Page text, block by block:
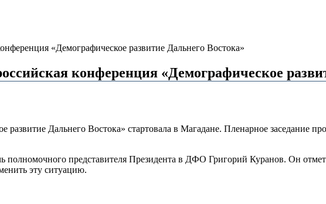
«Демографическое развитие Дальнего Востока»
конференция «Демографическое
развитие Дальнего Востока» стартовала в Магадане. Пленарное заседание
полномочного представителя Президента в ДФО Григорий Куранов. Он
эту ситуацию.